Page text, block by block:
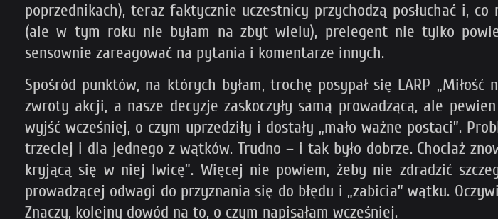
poprzednikach), teraz faktycznie uczestnicy przychodzą posłuchać i,
(ale w tym roku nie byłam na zbyt wielu), prelegent nie tylko
sensownie zareagować na pytania i komentarze innych.
Spośród punktów, na których byłam, trochę posypał się LARP
zwroty akcji, a nasze decyzje zaskoczyły samą prowadzącą, ale
wyjść wcześniej, o czym uprzedziły i dostały „mało ważne postaci”.
trzeciej i dla jednego z wątków. Trudno – i tak było dobrze. Chociaż
kryjącą się w niej lwicę”. Więcej nie powiem, żeby nie zdradzić
prowadzącej odwagi do przyznania się do błędu i „zabicia” wątku.
Znaczy, kolejny dowód na to, o czym napisałam wcześniej.